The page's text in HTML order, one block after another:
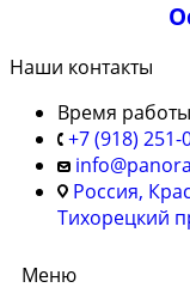
Наши контакты
Время
+7 (918) 251-
Россия,
Тихорецкий
Меню